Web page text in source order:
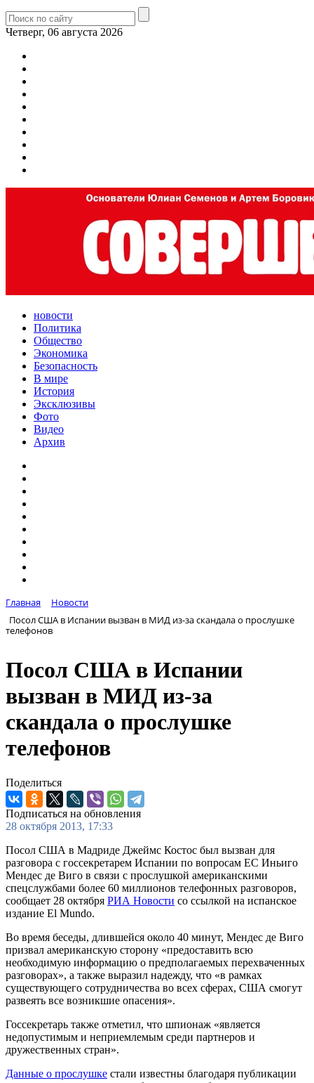
Четверг, 06 августа 2026
новости
Политика
Общество
Экономика
Безопасность
В мире
История
Эксклюзивы
Фото
Видео
Архив
Главная
Новости
Посол США в Испании вызван в МИД из-за скандала о прослушке
телефонов
Посол США в Испании
вызван в МИД из-за
скандала о прослушке
телефонов
Поделиться
Подписаться на обновления
28 октября 2013, 17:33
Посол США в Мадриде Джеймс Костос был вызван для
разговора с госсекретарем Испании по вопросам ЕС Иньиго
Мендес де Виго в связи с прослушкой американскими
спецслужбами более 60 миллионов телефонных разговоров,
сообщает 28 октября РИА Новости со ссылкой на испанское
издание El Mundo.
Во время беседы, длившейся около 40 минут, Мендес де Виго
призвал американскую сторону «предоставить всю
необходимую информацию о предполагаемых перехваченных
разговорах», а также выразил надежду, что «в рамках
существующего сотрудничества во всех сферах, США смогут
развеять все возникшие опасения».
Госсекретарь также отметил, что шпионаж «является
недопустимым и неприемлемым среди партнеров и
дружественных стран».
Данные о прослушке стали известны благодаря публикации